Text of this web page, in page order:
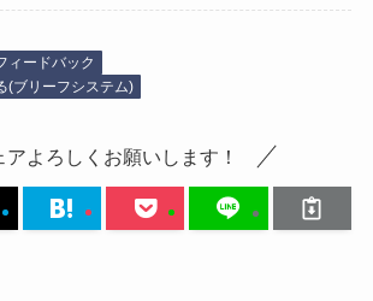
ィードバック
(ブリーフシステム)
アよろしくお願いします！